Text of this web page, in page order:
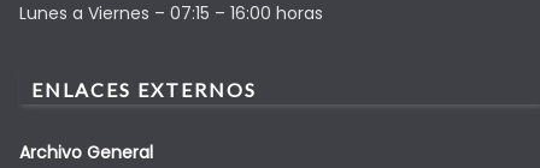
Lunes a Viernes – 07:15 – 16:00 horas
ENLACES EXTERNOS
Archivo General